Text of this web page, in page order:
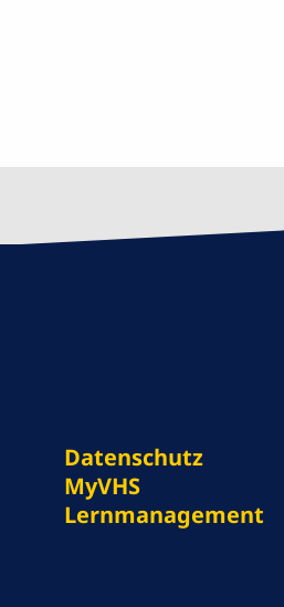
Datenschutz
MyVHS
Lernmanagement